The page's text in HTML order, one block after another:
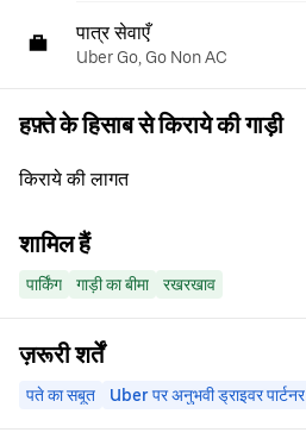
पात्र सेवाएँ
Uber Go, Go Non AC
हफ़्ते के हिसाब से किराये की गाड़ी
किराये की लागत
शामिल हैं
पार्किंग गाड़ी का बीमा रखरखाव
ज़रूरी शर्तें
पते का सबूत Uber पर अनुभवी ड्राइवर पार्टनर